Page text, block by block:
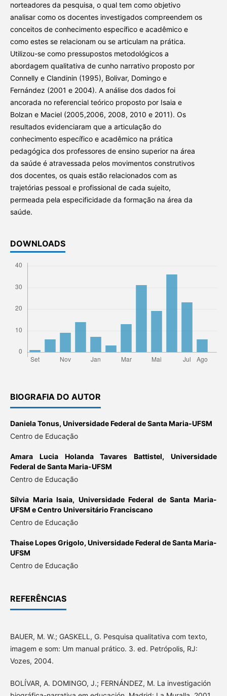
norteadores da pesquisa, o qual tem como objetivo
analisar como os docentes investigados compreendem os
conceitos de conhecimento específico e acadêmico e
como estes se relacionam ou se articulam na prática.
Utilizou-se como pressupostos metodológicos a
abordagem qualitativa de cunho narrativo proposto por
Connelly e Clandinin (1995), Bolivar, Domingo e
Fernández (2001 e 2004). A análise dos dados foi
ancorada no referencial teórico proposto por Isaia e
Bolzan e Maciel (2005,2006, 2008, 2010 e 2011). Os
resultados evidenciaram que a articulação do
conhecimento específico e acadêmico na prática
pedagógica dos professores de ensino superior na área
da saúde é atravessada pelos movimentos construtivos
dos docentes, os quais estão relacionados com as
trajetórias pessoal e profissional de cada sujeito,
permeada pela especificidade da formação na área da
saúde.
DOWNLOADS
BIOGRAFIA DO AUTOR
Daniela Tonus, Universidade Federal de Santa Maria-UFSM
Centro de Educação
Amara Lucia Holanda Tavares Battistel,Universidade
Federal de Santa Maria-UFSM
Centro de Educação
Sílvia Maria Isaia, Universidade Federal de Santa Maria-
UFSM e Centro Universitário Franciscano
Centro de Educação
Thaise Lopes Grigolo, Universidade Federal de Santa Maria-
UFSM
Centro de Educação
REFERÊNCIAS
BAUER, M. W.; GASKELL, G. Pesquisa qualitativa com texto,
imagem e som: Um manual prático. 3. ed. Petrópolis, RJ:
Vozes, 2004.
BOLÍVAR, A. DOMINGO, J.; FERNÁNDEZ, M. La investigación